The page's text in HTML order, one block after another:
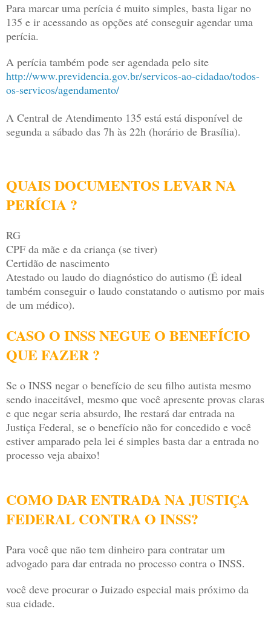
Para marcar uma perícia é muito simples, basta ligar no
135 e ir acessando as opções até conseguir agendar uma
perícia.
A perícia também pode ser agendada pelo site
http://www.previdencia.gov.br/servicos-ao-cidadao/todos-
os-servicos/agendamento/
A Central de Atendimento 135 está está disponível de
segunda a sábado das 7h às 22h (horário de Brasília).
QUAIS DOCUMENTOS LEVAR NA
PERÍCIA ?
RG
CPF da mãe e da criança (se tiver)
Certidão de nascimento
Atestado ou laudo do diagnóstico do autismo (É ideal
também conseguir o laudo constatando o autismo por mais
de um médico).
CASO O INSS NEGUE O BENEFÍCIO
QUE FAZER ?
Se o INSS negar o benefício de seu filho autista mesmo
sendo inaceitável, mesmo que você apresente provas claras
e que negar seria absurdo, lhe restará dar entrada na
Justiça Federal, se o benefício não for concedido e você
estiver amparado pela lei é simples basta dar a entrada no
processo veja abaixo!
COMO DAR ENTRADA NA JUSTIÇA
FEDERAL CONTRA O INSS?
Para você que não tem dinheiro para contratar um
advogado para dar entrada no processo contra o INSS.
você deve procurar o Juizado especial mais próximo da
sua cidade.